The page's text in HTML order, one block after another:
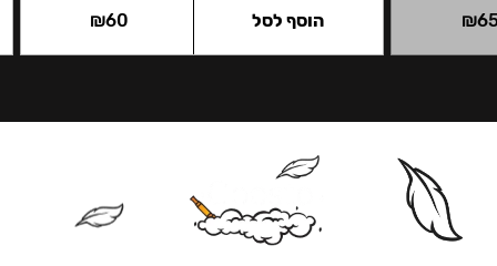
₪
₪60 הוסף לסל